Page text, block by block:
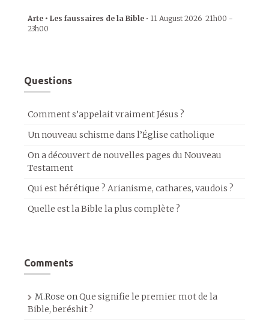
Arte • Les faussaires de la Bible • 11 August 2026 21h00 -
23h00
Questions
Comment s’appelait vraiment Jésus ?
Un nouveau schisme dans l’Église catholique
On a découvert de nouvelles pages du Nouveau
Testament
Qui est hérétique ? Arianisme, cathares, vaudois ?
Quelle est la Bible la plus complète ?
Comments
M.Rose onQue signifie le premier mot de la
Bible, beréshit ?